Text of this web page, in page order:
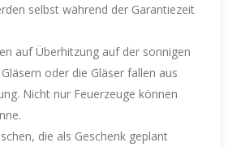
selbst während der Garantiezeit
auf Überhitzung auf der sonnigen
oder die Gläser fallen aus
Nicht nur Feuerzeuge können
die als Geschenk geplant